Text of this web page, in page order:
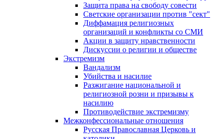
Защита права на свободу совести
Светские организации против "сект"
Диффамация религиозных
организаций и конфликты со СМИ
Акции в защиту нравственности
Дискуссии о религии и обществе
Экстремизм
Вандализм
Убийства и насилие
Разжигание национальной и
религиозной розни и призывы к
насилию
Противодействие экстремизму
Межконфессиональные отношения
Русская Православная Церковь и